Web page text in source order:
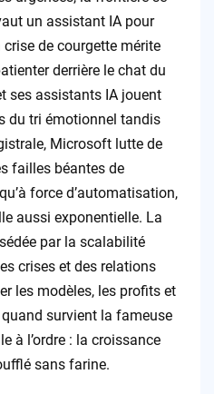
un assistant IA pour
de courgette mérite
derrière le chat du
ses assistants IA jouent
du tri émotionnel tandis
Microsoft lutte de
failles béantes de
force d’automatisation,
aussi exponentielle. La
par la scalabilité
crises et des relations
les modèles, les profits et
survient la fameuse
à l’ordre : la croissance
sans farine.